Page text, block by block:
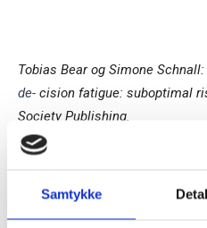
Samtykke
Tobias Bear og Simone Schnall:
de- cision fatigue: suboptimal
Society Publishing.